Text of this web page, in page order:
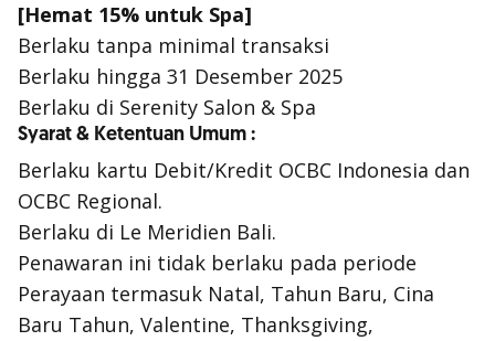
[Hemat 15% untuk Spa]
Berlaku tanpa minimal transaksi
Berlaku hingga 31 Desember 2025
Berlaku di Serenity Salon & Spa
Syarat & Ketentuan Umum :
Berlaku kartu Debit/Kredit OCBC Indonesia dan
OCBC Regional.
Berlaku di Le Meridien Bali.
Penawaran ini tidak berlaku pada periode
Perayaan termasuk Natal, Tahun Baru, Cina
Baru Tahun, Valentine, Thanksgiving,